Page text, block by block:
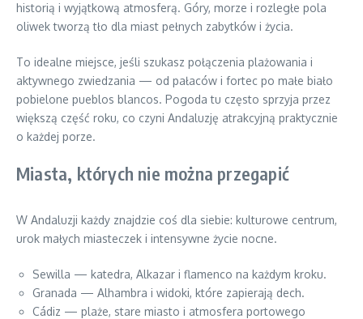
historią i wyjątkową atmosferą. Góry, morze i rozległe pola
oliwek tworzą tło dla miast pełnych zabytków i życia.
To idealne miejsce, jeśli szukasz połączenia plażowania i
aktywnego zwiedzania — od pałaców i fortec po małe biało
pobielone pueblos blancos. Pogoda tu często sprzyja przez
większą część roku, co czyni Andaluzję atrakcyjną praktycznie
o każdej porze.
Miasta, których nie można przegapić
W Andaluzji każdy znajdzie coś dla siebie: kulturowe centrum,
urok małych miasteczek i intensywne życie nocne.
Sewilla — katedra, Alkazar i flamenco na każdym kroku.
Granada — Alhambra i widoki, które zapierają dech.
Cádiz — plaże, stare miasto i atmosfera portowego